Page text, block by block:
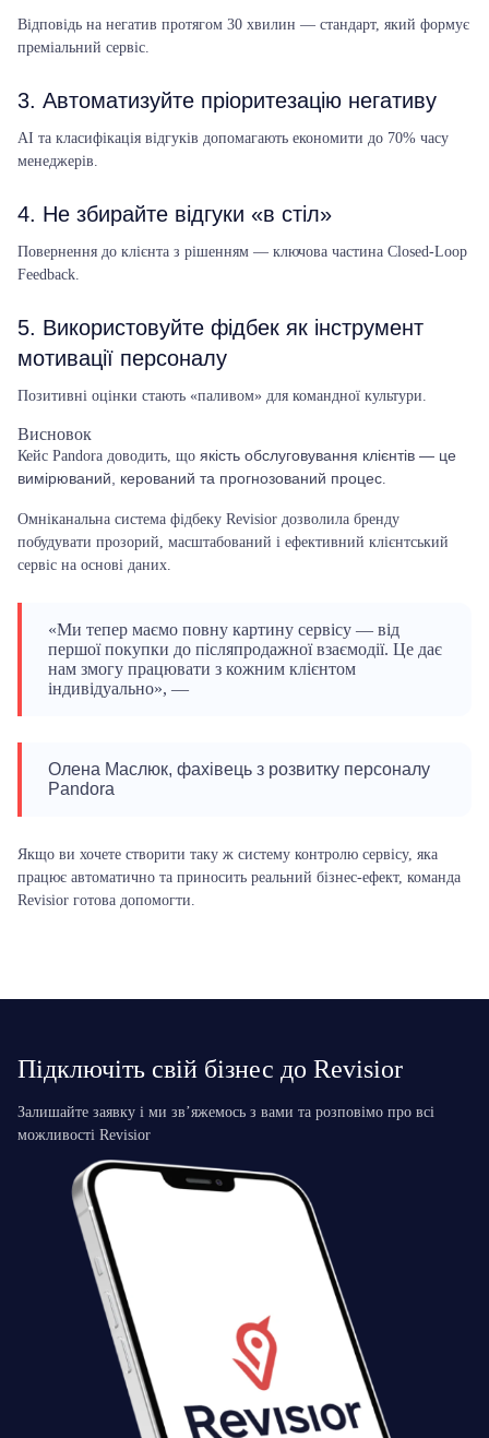
Відповідь на негатив протягом 30 хвилин — стандарт, який формує
преміальний сервіс.
3. Автоматизуйте пріоритезацію негативу
AI та класифікація відгуків допомагають економити до 70% часу
менеджерів.
4. Не збирайте відгуки «в стіл»
Повернення до клієнта з рішенням — ключова частина Closed-Loop
Feedback.
5. Використовуйте фідбек як інструмент
мотивації персоналу
Позитивні оцінки стають «паливом» для командної культури.
Висновок
Кейс Pandora доводить, що якість обслуговування клієнтів — це
вимірюваний, керований та прогнозований процес.
Омніканальна система фідбеку Revisior дозволила бренду
побудувати прозорий, масштабований і ефективний клієнтський
сервіс на основі даних.
«Ми тепер маємо повну картину сервісу — від
першої покупки до післяпродажної взаємодії. Це дає
нам змогу працювати з кожним клієнтом
індивідуально», —
Олена Маслюк, фахівець з розвитку персоналу
Pandora
Якщо ви хочете створити таку ж систему контролю сервісу, яка
працює автоматично та приносить реальний бізнес-ефект, команда
Revisior готова допомогти.
Підключіть свій бізнес до Revisior
Залишайте заявку і ми зв’яжемось з вами та розповімо про всі
можливості Revisior